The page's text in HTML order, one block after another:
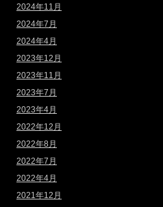
2024年11月
2024年7月
2024年4月
2023年12月
2023年11月
2023年7月
2023年4月
2022年12月
2022年8月
2022年7月
2022年4月
2021年12月